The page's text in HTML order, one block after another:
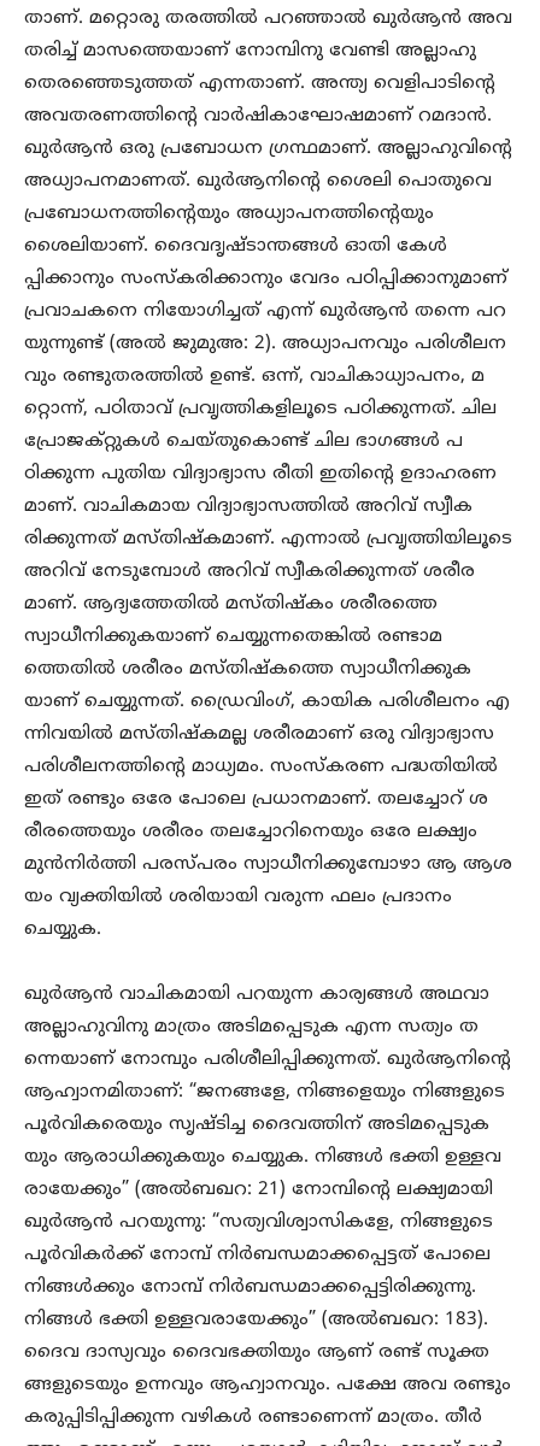
താണ്. മറ്റൊരു തരത്തിൽ പറഞ്ഞാൽ ഖുർആൻ അവ
തരിച്ച് മാസത്തെയാണ് നോമ്പിനു വേണ്ടി അല്ലാഹു
തെരഞ്ഞെടുത്തത് എന്നതാണ്. അന്ത്യ വെളിപാടിന്റെ
അവതരണത്തിന്റെ വാർഷികാഘോഷമാണ് റമദാൻ.
ഖുർആൻ ഒരു പ്രബോധന ഗ്രന്ഥമാണ്. അല്ലാഹുവിന്റെ
അധ്യാപനമാണത്. ഖുർആനിന്റെ ശൈലി പൊതുവെ
പ്രബോധനത്തിന്റെയും അധ്യാപനത്തിന്റെയും
ശൈലിയാണ്. ദൈവദൃഷ്ടാന്തങ്ങൾ ഓതി കേൾ
പ്പിക്കാനും സംസ്കരിക്കാനും വേദം പഠിപ്പിക്കാനുമാണ്
പ്രവാചകനെ നിയോഗിച്ചത് എന്ന് ഖുർആൻ തന്നെ പറ
യുന്നുണ്ട് (അൽ ജുമുഅ: 2). അധ്യാപനവും പരിശീലന
വും രണ്ടുതരത്തിൽ ഉണ്ട്. ഒന്ന്, വാചികാധ്യാപനം, മ
റ്റൊന്ന്, പഠിതാവ് പ്രവൃത്തികളിലൂടെ പഠിക്കുന്നത്. ചില
പ്രോജക്റ്റുകൾ ചെയ്തുകൊണ്ട് ചില ഭാഗങ്ങൾ പ
ഠിക്കുന്ന പുതിയ വിദ്യാഭ്യാസ രീതി ഇതിന്റെ ഉദാഹരണ
മാണ്. വാചികമായ വിദ്യാഭ്യാസത്തിൽ അറിവ് സ്വീക
രിക്കുന്നത് മസ്തിഷ്കമാണ്. എന്നാൽ പ്രവൃത്തിയിലൂടെ
അറിവ് നേടുമ്പോൾ അറിവ് സ്വീകരിക്കുന്നത് ശരീര
മാണ്. ആദ്യത്തേതിൽ മസ്തിഷ്കം ശരീരത്തെ
സ്വാധീനിക്കുകയാണ് ചെയ്യുന്നതെങ്കിൽ രണ്ടാമ
ത്തെതിൽ ശരീരം മസ്തിഷ്കത്തെ സ്വാധീനിക്കുക
യാണ് ചെയ്യുന്നത്. ഡ്രൈവിംഗ്, കായിക പരിശീലനം എ
ന്നിവയിൽ മസ്തിഷ്കമല്ല ശരീരമാണ് ഒരു വിദ്യാഭ്യാസ
പരിശീലനത്തിന്റെ മാധ്യമം. സംസ്കരണ പദ്ധതിയിൽ
ഇത് രണ്ടും ഒരേ പോലെ പ്രധാനമാണ്. തലച്ചോറ് ശ
രീരത്തെയും ശരീരം തലച്ചോറിനെയും ഒരേ ലക്ഷ്യം
മുൻനിർത്തി പരസ്പരം സ്വാധീനിക്കുമ്പോഴാ ആ ആശ
യം വ്യക്തിയിൽ ശരിയായി വരുന്ന ഫലം പ്രദാനം
ചെയ്യുക.
ഖുർആൻ വാചികമായി പറയുന്ന കാര്യങ്ങൾ അഥവാ
അല്ലാഹുവിനു മാത്രം അടിമപ്പെടുക എന്ന സത്യം ത
ന്നെയാണ് നോമ്പും പരിശീലിപ്പിക്കുന്നത്. ഖുർആനിന്റെ
ആഹ്വാനമിതാണ്: “ജനങ്ങളേ, നിങ്ങളെയും നിങ്ങളുടെ
പൂർവികരെയും സൃഷ്ടിച്ച ദൈവത്തിന് അടിമപ്പെടുക
യും ആരാധിക്കുകയും ചെയ്യുക. നിങ്ങൾ ഭക്തി ഉള്ളവ
രായേക്കും” (അൽബഖറ: 21) നോമ്പിന്റെ ലക്ഷ്യമായി
ഖുർആൻ പറയുന്നു: “സത്യവിശ്വാസികളേ, നിങ്ങളുടെ
പൂർവികർക്ക് നോമ്പ് നിർബന്ധമാക്കപ്പെട്ടത് പോലെ
നിങ്ങൾക്കും നോമ്പ് നിർബന്ധമാക്കപ്പെട്ടിരിക്കുന്നു.
നിങ്ങൾ ഭക്തി ഉള്ളവരായേക്കും” (അൽബഖറ: 183).
ദൈവ ദാസ്യവും ദൈവഭക്തിയും ആണ് രണ്ട് സൂക്ത
ങ്ങളുടെയും ഉന്നവും ആഹ്വാനവും. പക്ഷേ അവ രണ്ടും
കരുപ്പിടിപ്പിക്കുന്ന വഴികൾ രണ്ടാണെന്ന് മാത്രം. തീർ